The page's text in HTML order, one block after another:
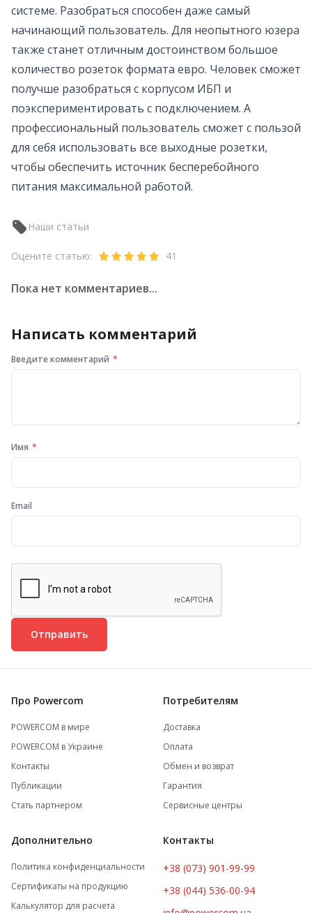
системе. Разобраться способен даже самый
начинающий пользователь. Для неопытного юзера
также станет отличным достоинством большое
количество розеток формата евро. Человек сможет
получше разобраться с корпусом ИБП и
поэкспериментировать с подключением. А
профессиональный пользователь сможет с пользой
для себя использовать все выходные розетки,
чтобы обеспечить источник бесперебойного
питания максимальной работой.
Наши статьи
Оцените статью: 41
Пока нет комментариев...
Написать комментарий
Введите комментарий
Имя
Email
Отправить
Про Powercom
POWERCOM в мире
POWERCOM в Украине
Контакты
Публикации
Стать партнером
Потребителям
Доставка
Оплата
Обмен и возврат
Гарантия
Сервисные центры
Дополнительно
Политика конфиденциальности
Сертификаты на продукцию
Калькулятор для расчета
Контакты
+38 (073) 901-99-99
+38 (044) 536-00-94